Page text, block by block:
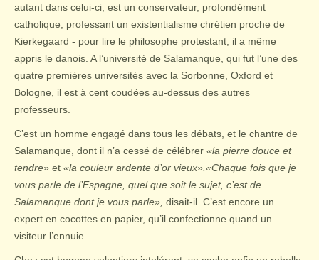
autant dans celui-ci, est un conservateur, profondément
catholique, professant un existentialisme chrétien proche de
Kierkegaard - pour lire le philosophe protestant, il a même
appris le danois. A l’université de Salamanque, qui fut l’une des
quatre premières universités avec la Sorbonne, Oxford et
Bologne, il est à cent coudées au-dessus des autres
professeurs.
C’est un homme engagé dans tous les débats, et le chantre de
Salamanque, dont il n’a cessé de célébrer «la pierre douce et
tendre» et «la couleur ardente d’or vieux».«Chaque fois que je
vous parle de l’Espagne, quel que soit le sujet, c’est de
Salamanque dont je vous parle», disait-il. C’est encore un
expert en cocottes en papier, qu’il confectionne quand un
visiteur l’ennuie.